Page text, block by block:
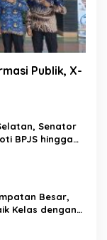
Publik, X-
Senator
BPJS hingga
Besar,
Kelas dengan